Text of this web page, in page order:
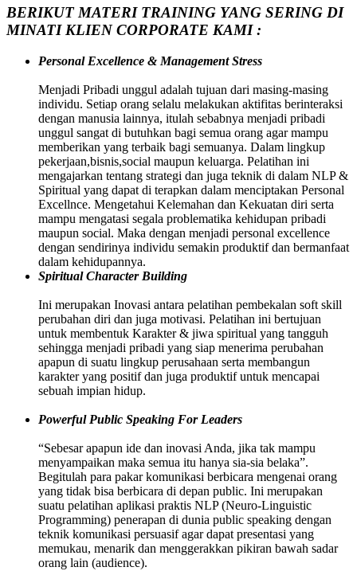
BERIKUT MATERI TRAINING YANG SERING DI
MINATI KLIEN CORPORATE KAMI :
Personal Excellence & Management Stress
Menjadi Pribadi unggul adalah tujuan dari masing-masing
individu. Setiap orang selalu melakukan aktifitas berinteraksi
dengan manusia lainnya, itulah sebabnya menjadi pribadi
unggul sangat di butuhkan bagi semua orang agar mampu
memberikan yang terbaik bagi semuanya. Dalam lingkup
pekerjaan,bisnis,social maupun keluarga. Pelatihan ini
mengajarkan tentang strategi dan juga teknik di dalam NLP &
Spiritual yang dapat di terapkan dalam menciptakan Personal
Excellnce. Mengetahui Kelemahan dan Kekuatan diri serta
mampu mengatasi segala problematika kehidupan pribadi
maupun social. Maka dengan menjadi personal excellence
dengan sendirinya individu semakin produktif dan bermanfaat
dalam kehidupannya.
Spiritual Character Building
Ini merupakan Inovasi antara pelatihan pembekalan soft skill
perubahan diri dan juga motivasi. Pelatihan ini bertujuan
untuk membentuk Karakter & jiwa spiritual yang tangguh
sehingga menjadi pribadi yang siap menerima perubahan
apapun di suatu lingkup perusahaan serta membangun
karakter yang positif dan juga produktif untuk mencapai
sebuah impian hidup.
Powerful Public Speaking For Leaders
“Sebesar apapun ide dan inovasi Anda, jika tak mampu
menyampaikan maka semua itu hanya sia-sia belaka”.
Begitulah para pakar komunikasi berbicara mengenai orang
yang tidak bisa berbicara di depan public. Ini merupakan
suatu pelatihan aplikasi praktis NLP (Neuro-Linguistic
Programming) penerapan di dunia public speaking dengan
teknik komunikasi persuasif agar dapat presentasi yang
memukau, menarik dan menggerakkan pikiran bawah sadar
orang lain (audience).